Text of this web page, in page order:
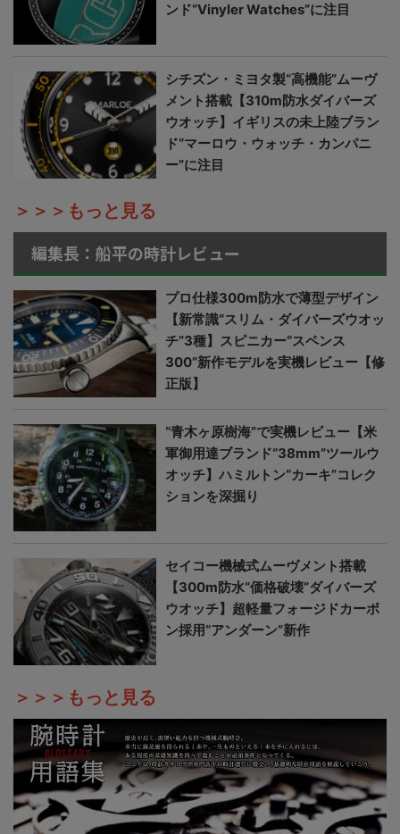
ンド“Vinyler Watches”に注目
シチズン・ミヨタ製“高機能”ムーヴ
メント搭載【310m防水ダイバーズ
ウオッチ】イギリスの未上陸ブラン
ド“マーロウ・ウォッチ・カンパニ
ー”に注目
＞＞＞もっと見る
編集長：船平の時計レビュー
プロ仕様300m防水で薄型デザイン
【新常識“スリム・ダイバーズウオッ
チ”3種】スピニカー“スペンス
300”新作モデルを実機レビュー【修
正版】
“青木ヶ原樹海”で実機レビュー【米
軍御用達ブランド“38mm”ツールウ
オッチ】ハミルトン“カーキ”コレク
ションを深掘り
セイコー機械式ムーヴメント搭載
【300m防水“価格破壊”ダイバーズ
ウオッチ】超軽量フォージドカーボ
ン採用“アンダーン”新作
＞＞＞もっと見る